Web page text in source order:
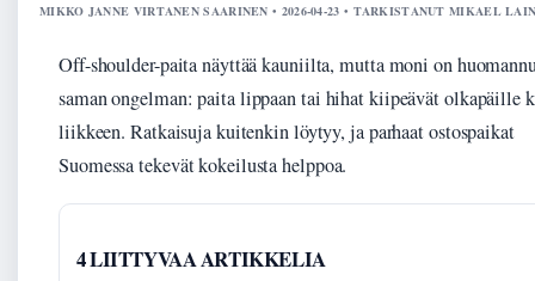
MIKKO JANNE VIRTANEN SAARINEN • 2026-04-23 • TARKISTANUT MIKAEL
Off-shoulder-paita näyttää kauniilta, mutta moni on
saman ongelman: paita lippaan tai hihat kiipeävät olkapäille
liikkeen. Ratkaisuja kuitenkin löytyy, ja parhaat ostospaikat
Suomessa tekevät kokeilusta helppoa.
4 LIITTYVAA ARTIKKELIA